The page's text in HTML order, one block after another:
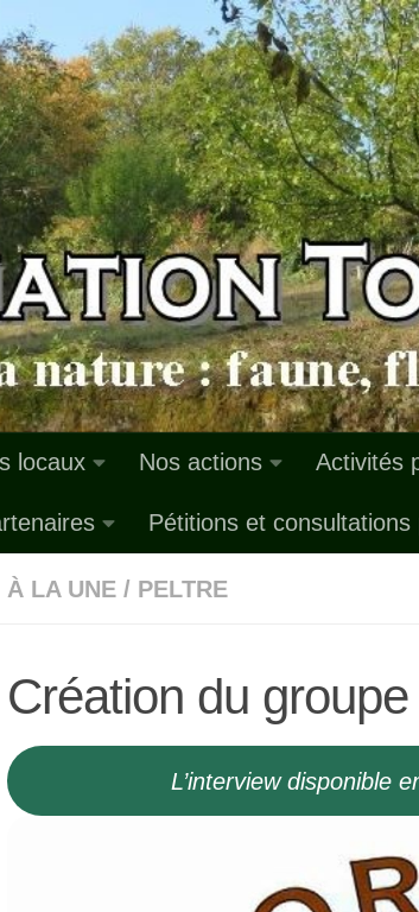
locaux Nos actions Activités
Pétitions et consultations
À LA UNE / PELTRE
Création du
L’interview disponible